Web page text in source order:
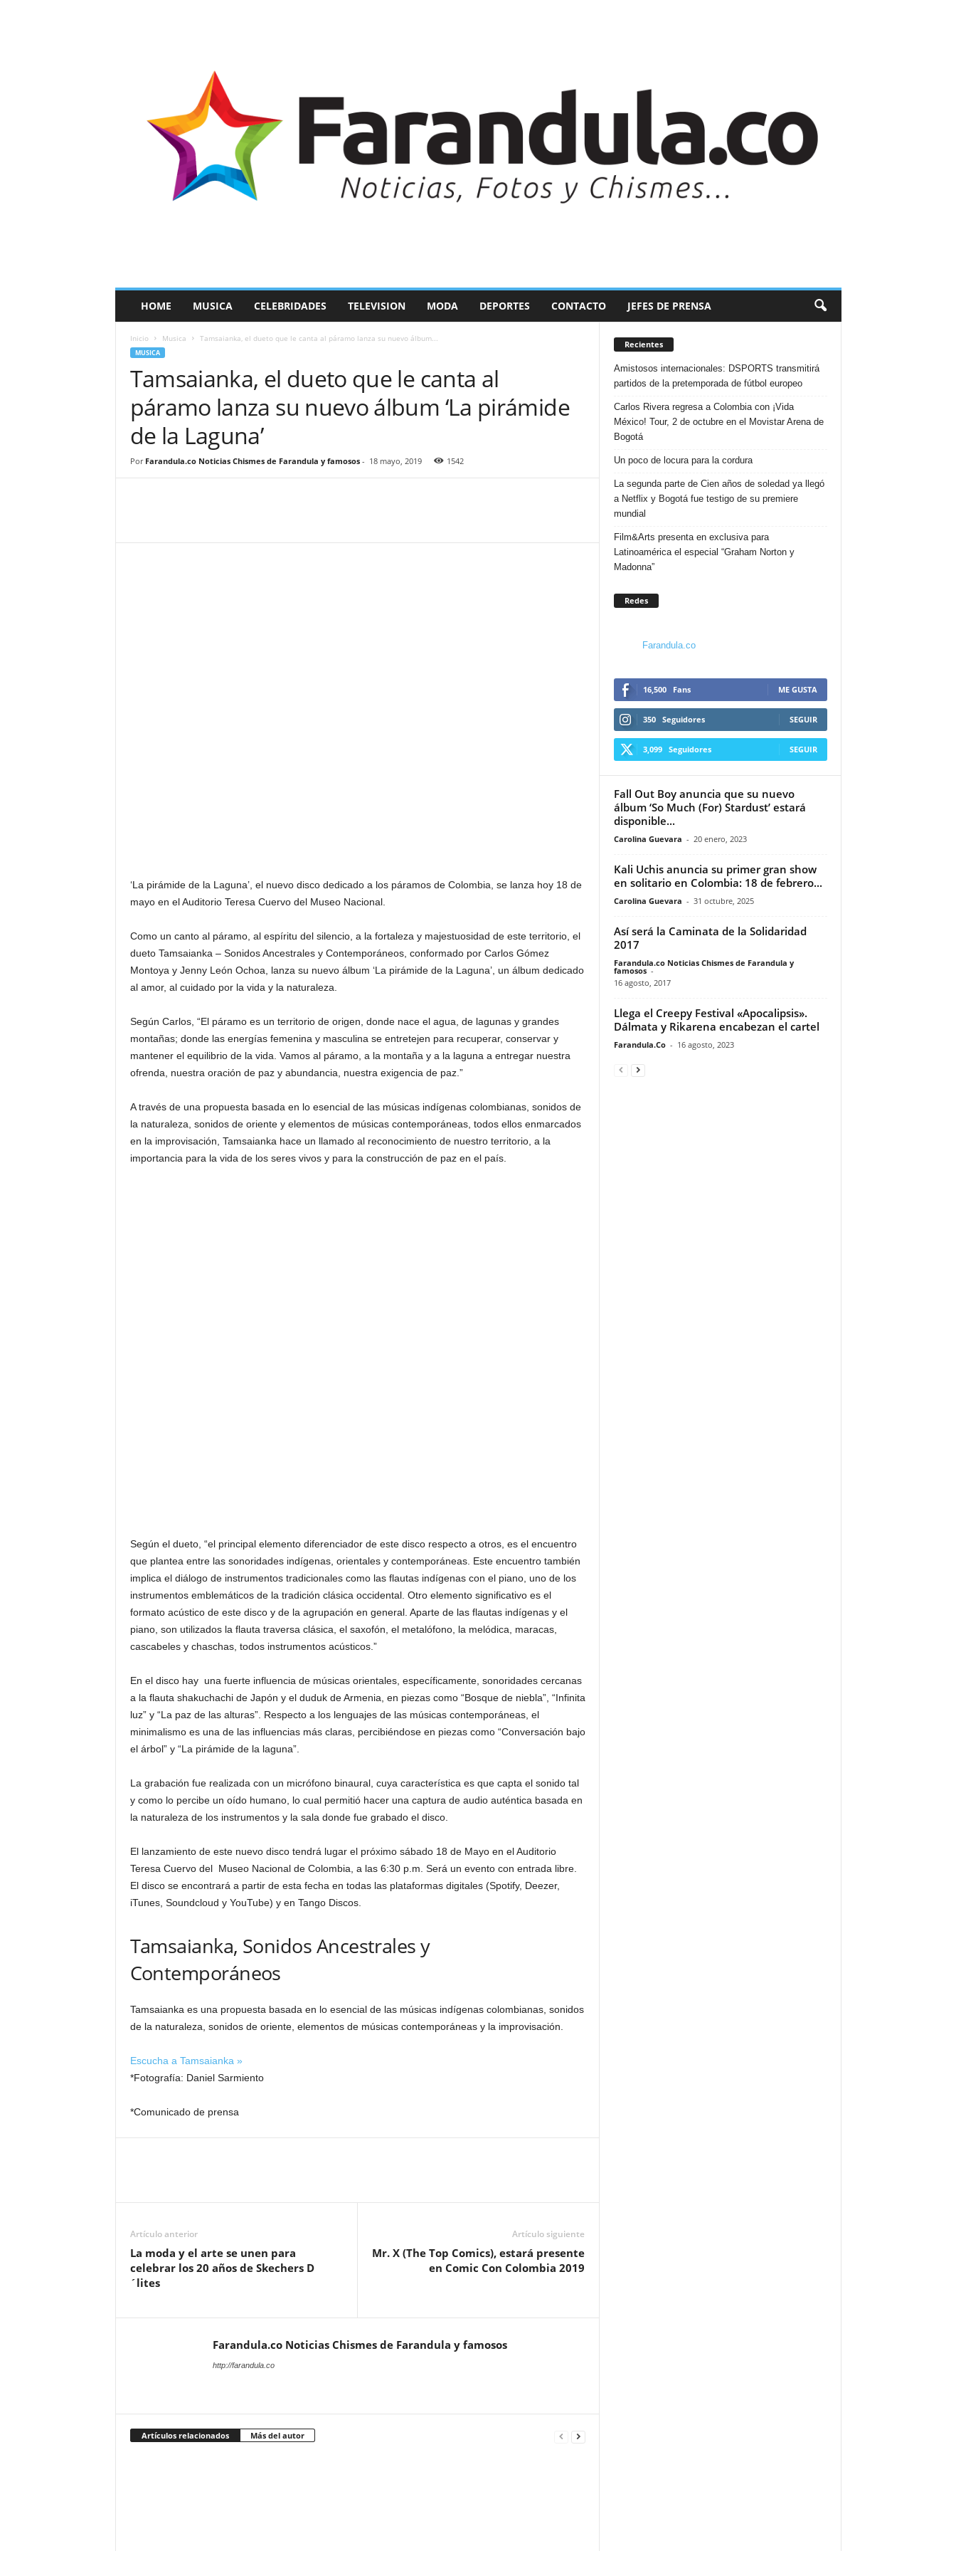
a
HOME MUSICA CELEBRIDADES TELEVISION MODA DEPORTES CONTACTO JEFES DE PRENSA
Inicio Musica Tamsaianka, el dueto que le canta al páramo lanza su nuevo álbum...
MUSICA
Tamsaianka, el dueto que le canta al
páramo lanza su nuevo álbum ‘La pirámide
de la Laguna’
Por Farandula.co Noticias Chismes de Farandula y famosos- 18 mayo, 2019 1542
‘La pirámide de la Laguna’, el nuevo disco dedicado a los páramos de Colombia, se lanza hoy 18 de
mayo en el Auditorio Teresa Cuervo del Museo Nacional.
Como un canto al páramo, al espíritu del silencio, a la fortaleza y majestuosidad de este territorio, el
dueto Tamsaianka – Sonidos Ancestrales y Contemporáneos, conformado por Carlos Gómez
Montoya y Jenny León Ochoa, lanza su nuevo álbum ‘La pirámide de la Laguna’, un álbum dedicado
al amor, al cuidado por la vida y la naturaleza.
Según Carlos, “El páramo es un territorio de origen, donde nace el agua, de lagunas y grandes
montañas; donde las energías femenina y masculina se entretejen para recuperar, conservar y
mantener el equilibrio de la vida. Vamos al páramo, a la montaña y a la laguna a entregar nuestra
ofrenda, nuestra oración de paz y abundancia, nuestra exigencia de paz.”
A través de una propuesta basada en lo esencial de las músicas indígenas colombianas, sonidos de
la naturaleza, sonidos de oriente y elementos de músicas contemporáneas, todos ellos enmarcados
en la improvisación, Tamsaianka hace un llamado al reconocimiento de nuestro territorio, a la
importancia para la vida de los seres vivos y para la construcción de paz en el país.
Según el dueto, “el principal elemento diferenciador de este disco respecto a otros, es el encuentro
que plantea entre las sonoridades indígenas, orientales y contemporáneas. Este encuentro también
implica el diálogo de instrumentos tradicionales como las flautas indígenas con el piano, uno de los
instrumentos emblemáticos de la tradición clásica occidental. Otro elemento significativo es el
formato acústico de este disco y de la agrupación en general. Aparte de las flautas indígenas y el
piano, son utilizados la flauta traversa clásica, el saxofón, el metalófono, la melódica, maracas,
cascabeles y chaschas, todos instrumentos acústicos.”
En el disco hay una fuerte influencia de músicas orientales, específicamente, sonoridades cercanas
a la flauta shakuchachi de Japón y el duduk de Armenia, en piezas como “Bosque de niebla”, “Infinita
luz” y “La paz de las alturas”. Respecto a los lenguajes de las músicas contemporáneas, el
minimalismo es una de las influencias más claras, percibiéndose en piezas como “Conversación bajo
el árbol” y “La pirámide de la laguna”.
La grabación fue realizada con un micrófono binaural, cuya característica es que capta el sonido tal
y como lo percibe un oído humano, lo cual permitió hacer una captura de audio auténtica basada en
la naturaleza de los instrumentos y la sala donde fue grabado el disco.
El lanzamiento de este nuevo disco tendrá lugar el próximo sábado 18 de Mayo en el Auditorio
Teresa Cuervo del Museo Nacional de Colombia, a las 6:30 p.m. Será un evento con entrada libre.
El disco se encontrará a partir de esta fecha en todas las plataformas digitales (Spotify, Deezer,
iTunes, Soundcloud y YouTube) y en Tango Discos.
Tamsaianka, Sonidos Ancestrales y
Contemporáneos
Tamsaianka es una propuesta basada en lo esencial de las músicas indígenas colombianas, sonidos
de la naturaleza, sonidos de oriente, elementos de músicas contemporáneas y la improvisación.
Escucha a Tamsaianka »
*Fotografía: Daniel Sarmiento
*Comunicado de prensa
Artículo anterior
La moda y el arte se unen para
celebrar los 20 años de Skechers D
´lites
Artículo siguiente
Mr. X (The Top Comics), estará presente
en Comic Con Colombia 2019
Farandula.co Noticias Chismes de Farandula y famosos
http://farandula.co
Artículos relacionados Más del autor
Recientes
Amistosos internacionales: DSPORTS transmitirá
partidos de la pretemporada de fútbol europeo
Carlos Rivera regresa a Colombia con ¡Vida
México! Tour, 2 de octubre en el Movistar Arena de
Bogotá
Un poco de locura para la cordura
La segunda parte de Cien años de soledad ya llegó
a Netflix y Bogotá fue testigo de su premiere
mundial
Film&Arts presenta en exclusiva para
Latinoamérica el especial “Graham Norton y
Madonna”
Redes
Farandula.co
16,500 Fans ME GUSTA
350 Seguidores SEGUIR
3,099 Seguidores SEGUIR
Fall Out Boy anuncia que su nuevo
álbum ‘So Much (For) Stardust’ estará
disponible...
Carolina Guevara - 20 enero, 2023
Kali Uchis anuncia su primer gran show
en solitario en Colombia: 18 de febrero...
Carolina Guevara - 31 octubre, 2025
Así será la Caminata de la Solidaridad
2017
Farandula.co Noticias Chismes de Farandula y
famosos -
16 agosto, 2017
Llega el Creepy Festival «Apocalipsis».
Dálmata y Rikarena encabezan el cartel
Farandula.Co - 16 agosto, 2023